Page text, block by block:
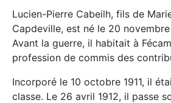
Lucien-Pierre Cabeilh, fils de
Capdeville, est né le 20
Avant la guerre, il habitait à
profession de commis des
Incorporé le 10 octobre 1911, il
classe. Le 26 avril 1912, il passe